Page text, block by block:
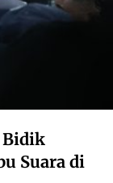
Bidik
Suara di